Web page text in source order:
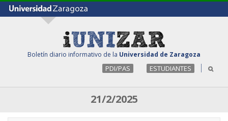
Boletín diario informativo de la Universidad de Zaragoza
PDI/PAS ESTUDIANTES
21/2/2025